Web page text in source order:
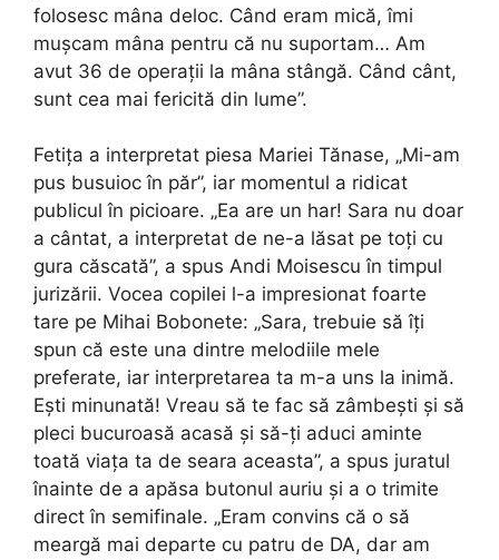
folosesc mâna deloc. Când eram mică, îmi
mușcam mâna pentru că nu suportam… Am
avut 36 de operații la mâna stângă. Când cânt,
sunt cea mai fericită din lume”.
Fetița a interpretat piesa Mariei Tănase, „Mi-am
pus busuioc în păr”, iar momentul a ridicat
publicul în picioare. „Ea are un har! Sara nu doar
a cântat, a interpretat de ne-a lăsat pe toți cu
gura căscată”, a spus Andi Moisescu în timpul
jurizării. Vocea copilei l-a impresionat foarte
tare pe Mihai Bobonete: „Sara, trebuie să îți
spun că este una dintre melodiile mele
preferate, iar interpretarea ta m-a uns la inimă.
Ești minunată! Vreau să te fac să zâmbești și să
pleci bucuroasă acasă și să-ți aduci aminte
toată viața ta de seara aceasta”, a spus juratul
înainte de a apăsa butonul auriu și a o trimite
direct în semifinale. „Eram convins că o să
meargă mai departe cu patru de DA, dar am